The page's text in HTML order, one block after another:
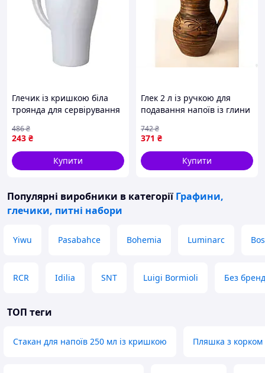
Глечик із кришкою біла
троянда для сервірування
ТМ АЛЕАНА
243 ₴
486₴
Купити
Глек 2 л із ручкою для
подавання напоїв із глини
унікальним декором
371 ₴
742₴
Купити
Популярні виробники в категорії Графини,
глечики, питні набори
Yiwu Pasabahce Bohemia Luminarc
RCR Idilia SNT Luigi Bormioli Без
ТОП теги
Стакан для напоїв 250 мл із кришкою Пляшка з корком